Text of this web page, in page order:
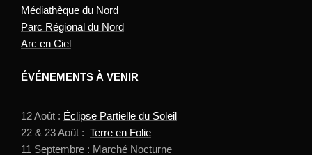
Médiathèque du Nord
Parc Régional du Nord
Arc en Ciel
ÉVÉNEMENTS À VENIR
12 Août : Éclipse Partielle du Soleil
22 & 23 Août : Terre en Folie
11 Septembre : Marché Nocturne